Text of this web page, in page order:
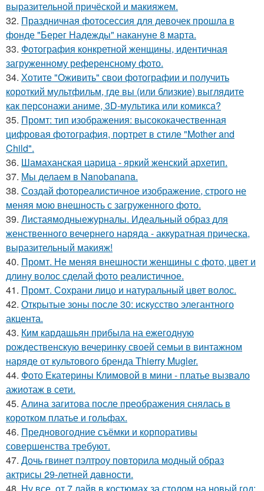
выразительной причёской и макияжем.
32. Праздничная фотосессия для девочек прошла в
фонде "Берег Надежды" накануне 8 марта.
33. Фотография конкретной женщины, идентичная
загруженному референсному фото.
34. Хотите "Оживить" свои фотографии и получить
короткий мультфильм, где вы (или близкие) выглядите
как персонажи аниме, 3D-мультика или комикса?
35. Промт: тип изображения: высококачественная
цифровая фотография, портрет в стиле "Mother and
Child".
36. Шамаханская царица - яркий женский архетип.
37. Мы делаем в Nanobanana.
38. Создай фотореалистичное изображение, строго не
меняя мою внешность с загруженного фото.
39. Листаямодныежурналы. Идеальный образ для
женственного вечернего наряда - аккуратная прическа,
выразительный макияж!
40. Промт. Не меняя внешности женщины с фото, цвет и
длину волос сделай фото реалистичное.
41. Промт. Сохрани лицо и натуральный цвет волос.
42. Открытые зоны после 30: искусство элегантного
акцента.
43. Ким кардашьян прибыла на ежегодную
рождественскую вечеринку своей семьи в винтажном
наряде от культового бренда Thierry Mugler.
44. Фото Екатерины Климовой в мини - платье вызвало
ажиотаж в сети.
45. Алина загитова после преображения снялась в
коротком платье и гольфах.
46. Предновогодние съёмки и корпоративы
совершенства требуют.
47. Дочь гвинет пэлтроу повторила модный образ
актрисы 29-летней давности.